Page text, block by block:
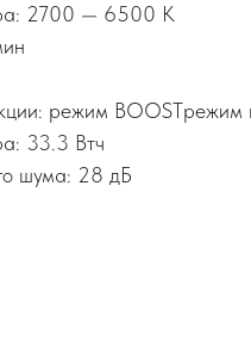
2700 — 6500 K
режим BOOSTрежим
33.3 Втч
шума: 28 дБ